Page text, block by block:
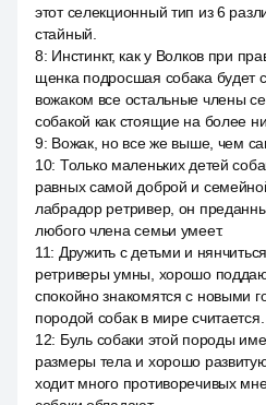
этот селекционный тип из 6
стайный.
8: Инстинкт, как у Волков при
щенка подросшая собака будет
вожаком все остальные члены
собакой как стоящие на более
9: Вожак, но все же выше, чем
10: Только маленьких детей
равных самой доброй и
лабрадор ретривер, он
любого члена семьи умеет.
11: Дружить с детьми и
ретриверы умны, хорошо
спокойно знакомятся с новыми
породой собак в мире считается.
12: Буль собаки этой породы
размеры тела и хорошо
ходит много противоречивых